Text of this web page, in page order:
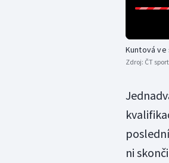
Kuntová ve
Zdroj: ČT sport
ni